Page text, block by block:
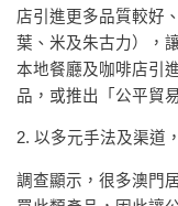
店引進更多品質較好
葉、米及朱古力），
本地餐廳及咖啡店引
品，或推出「公平貿
2. 以多元手法及渠道
調查顯示，很多澳門